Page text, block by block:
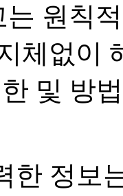
원칙
체없이
및 방
한 정보